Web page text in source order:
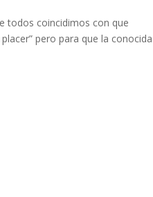
todos coincidimos con que
pero para que la conocida